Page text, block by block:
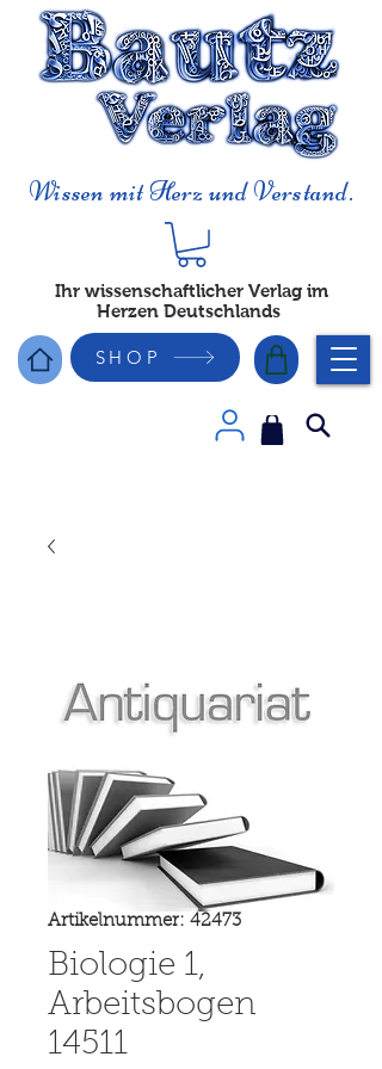
Wissen mit Herz und Verstand.
Ihr wissenschaftlicher Verlag im
Herzen Deutschlands
SHOP
Artikelnummer: 42473
Biologie 1,
Arbeitsbogen
14511